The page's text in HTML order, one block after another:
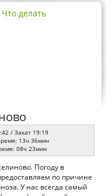
Что делать
/ Закат 19:19
13ч 36мин
08ч 23мин
Погоду в
по причине
У нас всегда самый